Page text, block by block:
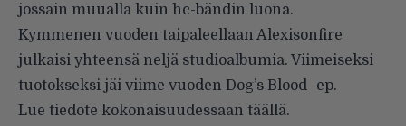
jossain muualla kuin hc-bändin luona.
Kymmenen vuoden taipaleellaan Alexisonfire
julkaisi yhteensä neljä studioalbumia. Viimeiseksi
tuotokseksi jäi viime vuoden Dog’s Blood -ep.
Lue tiedote kokonaisuudessaan täällä.